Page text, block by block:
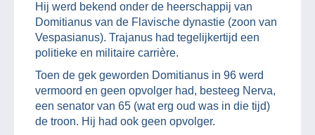
Hij werd bekend onder de heerschappij van
Domitianus van de Flavische dynastie (zoon van
Vespasianus). Trajanus had tegelijkertijd een
politieke en militaire carrière.
Toen de gek geworden Domitianus in 96 werd
vermoord en geen opvolger had, besteeg Nerva,
een senator van 65 (wat erg oud was in die tijd)
de troon. Hij had ook geen opvolger.